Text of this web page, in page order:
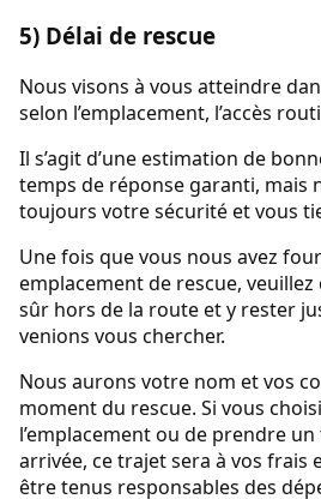
5) Délai de rescue
Nous visons à vous atteindre
selon l’emplacement, l’accès
Il s’agit d’une estimation de
temps de réponse garanti, mais
toujours votre sécurité et vous
Une fois que vous nous avez
emplacement de rescue,
sûr hors de la route et y rester
venions vous chercher.
Nous aurons votre nom et vos
moment du rescue. Si vous
l’emplacement ou de prendre
arrivée, ce trajet sera à vos frais
être tenus responsables des